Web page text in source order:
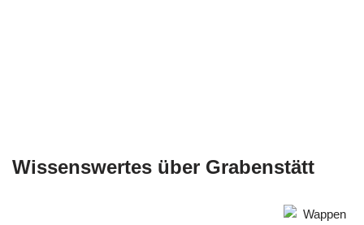
Wissenswertes über Grabenstätt